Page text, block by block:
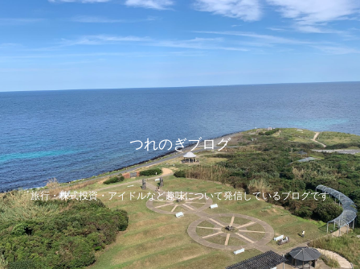
つれのぎブログ
旅行・株式投資・アイドルなど趣味について発信しているブログです